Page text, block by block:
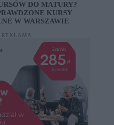
DO MATURY?
KURSY
W WARSZAWIE
REKLAMA